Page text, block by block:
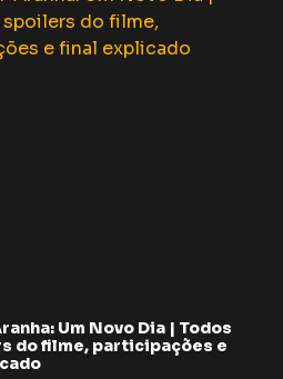
Um Novo Dia | Todos
do filme, participações e